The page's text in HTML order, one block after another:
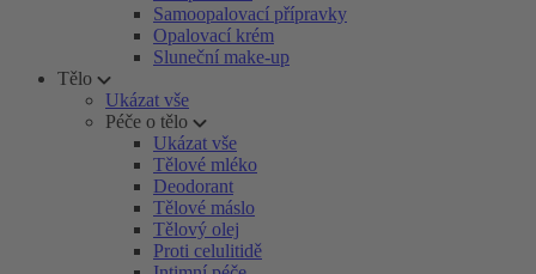
Samoopalovací přípravky
Opalovací krém
Sluneční make-up
Tělo
Ukázat vše
Péče o tělo
Ukázat vše
Tělové mléko
Deodorant
Tělové máslo
Tělový olej
Proti celulitidě